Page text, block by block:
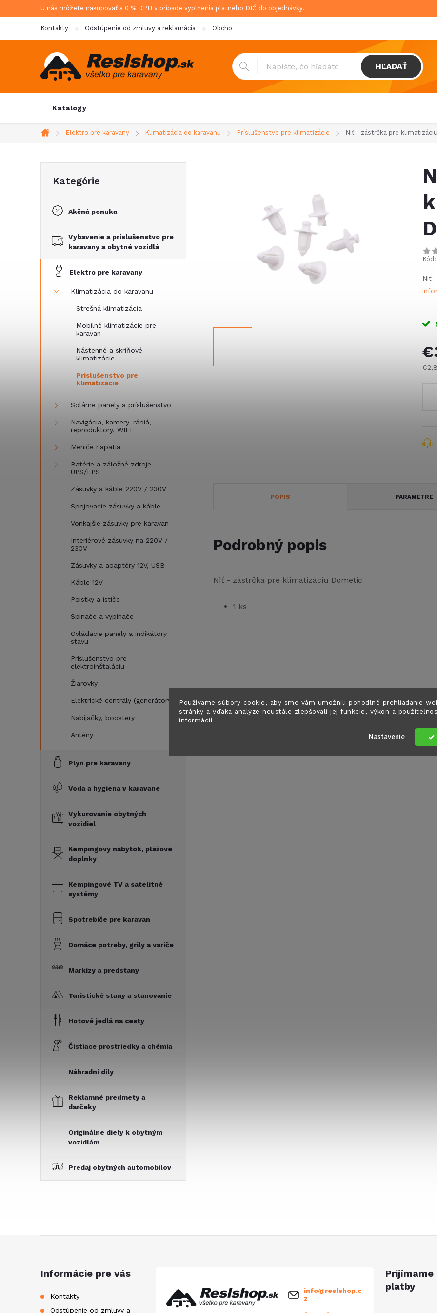
Používame súbory cookie, aby sme vám umožnili pohodlné prehliadanie
stránky a vďaka analýze neustále zlepšovali jej funkcie, výkon a
informácií
Nastavenie
na
U nás môžete nakupovať s 0 % DPH v prípade vyplnenia platného DIČ do objednávky.
Kontakty Odstúpenie od zmluvy a reklamácia Obchodné podmienky
HĽADAŤ
Katalogy
Domov
Elektro pre karavany Klimatizácia do karavanu Príslušenstvo pre klimatizácie Niť - zástrčka pre
kategórie
Kategórie
Akčná ponuka
Vybavenie a príslušenstvo pre
karavany a obytné vozidlá
Elektro pre karavany
Klimatizácia do karavanu
Strešná klimatizácia
Mobilné klimatizácie pre
karavan
Nástenné a skriňové
klimatizácie
Príslušenstvo pre
klimatizácie
Solárne panely a príslušenstvo
Navigácia, kamery, rádiá,
reproduktory, WIFI
Meniče napätia
Batérie a záložné zdroje
UPS/LPS
Zásuvky a káble 220V / 230V
Spojovacie zásuvky a káble
Vonkajšie zásuvky pre karavan
Interiérové zásuvky na 220V /
230V
Zásuvky a adaptéry 12V, USB
Káble 12V
Poistky a ističe
Spínače a vypínače
Ovládacie panely a indikátory
stavu
Príslušenstvo pre
elektroinštaláciu
Žiarovky
Elektrické centrály (generátory)
Nabíjačky, boostery
Antény
Plyn pre karavany
Voda a hygiena v karavane
Vykurovanie obytných
vozidiel
Kempingový nábytok, plážové
doplnky
Kempingové TV a satelitné
systémy
Spotrebiče pre karavan
Domáce potreby, grily a variče
Markízy a predstany
Turistické stany a stanovanie
Hotové jedlá na cesty
Čistiace prostriedky a chémia
Náhradní díly
Reklamné predmety a
darčeky
Originálne diely k obytným
vozidlám
Predaj obytných automobilov
Kód:
Niť
POPIS PARAMETRE
Podrobný popis
Niť - zástrčka pre klimatizáciu Dometic
1 ks
Informácie pre vás
Kontakty
Odstúpenie od zmluvy a
info@reslshop.c
z
Prijímame
platby